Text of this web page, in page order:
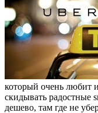
который очень любит
скидывать радостные
дешево, там где не